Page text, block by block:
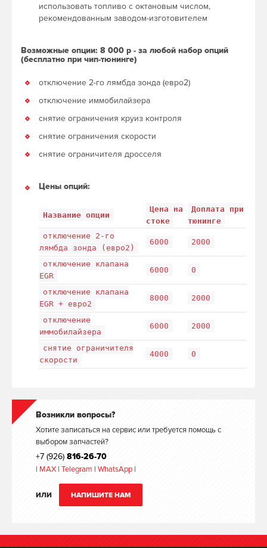
использовать топливо с октановым числом,
рекомендованным заводом-изготовителем
Возможные опции: 8 000 р - за любой набор опций
(бесплатно при чип-тюнинге)
отключение 2-го лямбда зонда (евро2)
отключение иммобилайзера
снятие ограничения круиз контроля
снятие ограничения скорости
снятие ограничителя дросселя
Цены опций:
Название опции
Цена на
стоке
Доплата при
тюнинге
отключение 2-го
лямбда зонда (евро2)
6000 2000
отключение клапана
EGR
6000 0
отключение клапана
EGR + евро2
8000 2000
отключение
иммобилайзера
6000 2000
снятие ограничителя
скорости
4000 0
Возникли вопросы?
Хотите записаться на сервис или требуется помощь с
выбором запчастей?
+7 (926) 816-26-70
| MAX | Telegram | WhatsApp |
ИЛИ НАПИШИТЕ НАМ